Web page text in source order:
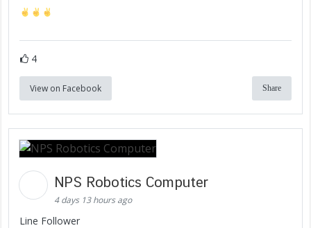
4
View on Facebook Share
NPS Robotics Computer
4 days 13 hours ago
Line Follower